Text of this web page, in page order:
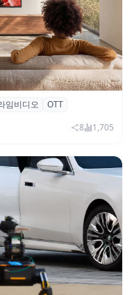
오에 ‘HDR10+
임비디오
OTT
8 1,705